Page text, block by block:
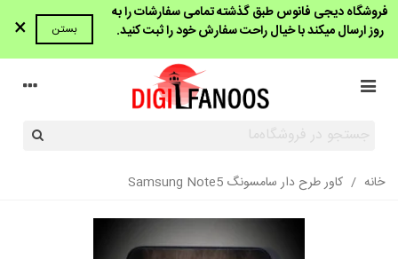
فروشگاه دیجی فانوس طبق گذشته تمامی سفارشات را به
روز ارسال میکند با خیال راحت سفارش خود را ثبت کنید.
بستن ×
خانه / کاور طرح دار سامسونگ Samsung Note5